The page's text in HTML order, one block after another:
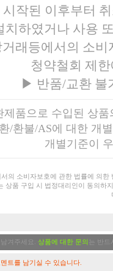
시작된 이후부터
치하였거나 사용
래등에서의 소
청약철회 제
▶ 반품/교환 불
제품으로 수입된 상
/환불/AS에 대한 개
개별기준이
의 소비자보호에 관한 법률에 의
상품 구입 시 법정대리인이 동의하
겨주세요. 상품에 대한 문의 는 반드
트를 남기실 수 있습니다.